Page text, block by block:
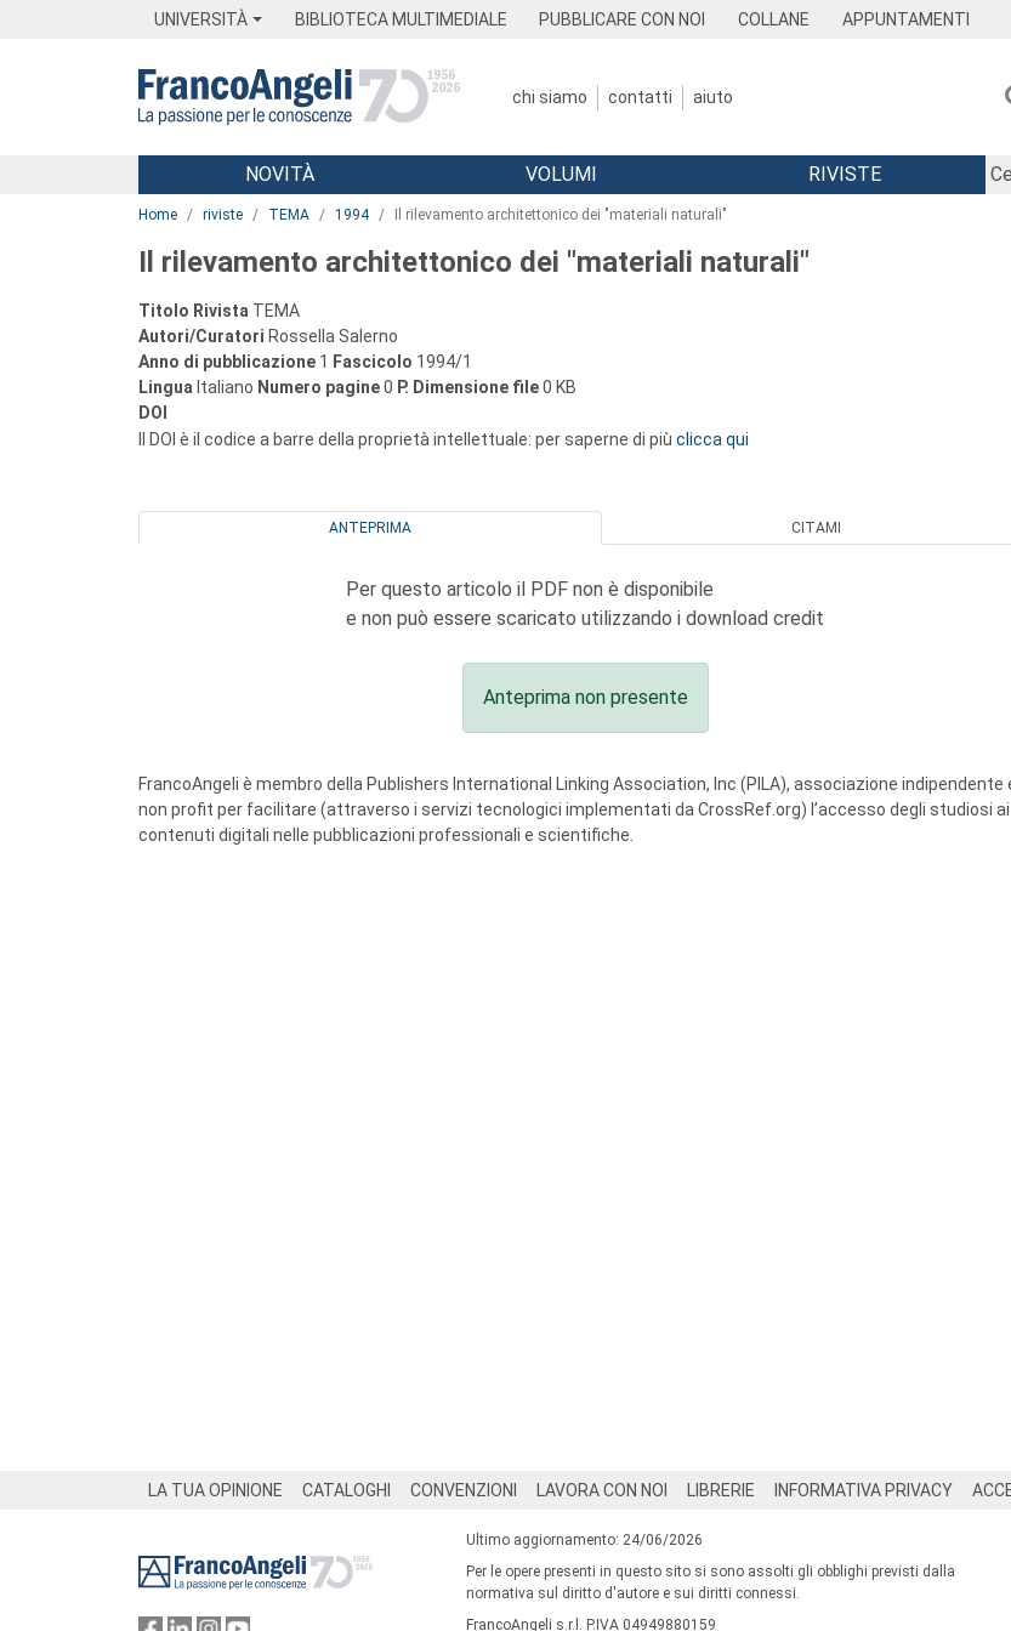
UNIVERSITÀ BIBLIOTECA MULTIMEDIALE PUBBLICARE CON NOI COLLANE APPUNTAMENTI
chi siamo contatti aiuto
Menu
NOVITÀ VOLUMI RIVISTE
Home riviste TEMA 1994 Il rilevamento architettonico dei "materiali naturali"
Il rilevamento architettonico dei "materiali naturali"
Titolo Rivista TEMA
Autori/Curatori Rossella Salerno
Anno di pubblicazione 1 Fascicolo 1994/1
Lingua Italiano Numero pagine0 P. Dimensione file0 KB
DOI
Il DOI è il codice a barre della proprietà intellettuale: per saperne di più clicca qui
ANTEPRIMA CITAMI
Per questo articolo il PDF non è disponibile
e non può essere scaricato utilizzando i download credit
Anteprima non presente
FrancoAngeli è membro della Publishers International Linking Association, Inc (PILA), associazione indipendente
non profit per facilitare (attraverso i servizi tecnologici implementati da CrossRef.org) l’accesso degli studiosi ai
contenuti digitali nelle pubblicazioni professionali e scientifiche.
LA TUA OPINIONE CATALOGHI CONVENZIONI LAVORA CON NOI LIBRERIE INFORMATIVA PRIVACY
Ultimo aggiornamento: 24/06/2026
Per le opere presenti in questo sito si sono assolti gli obblighi previsti dalla
normativa sul diritto d'autore e sui diritti connessi.
FrancoAngeli s.r.l. P.IVA 04949880159